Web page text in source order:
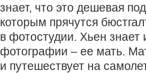
знает, что это дешевая
которым прячутся
в фотостудии. Хьен
фотографии – ее мать.
и путешествует на